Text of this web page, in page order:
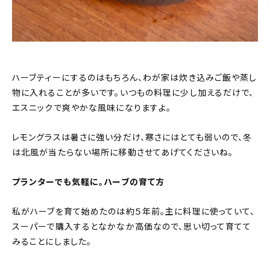
ハーブティーにするのはもちろん、わが家は炊き込みご飯や蒸し
物に入れることが多いです。いつもの料理に少し加えるだけで、
エスニックで爽やかな風味になりますよ。
レモングラスは暑さに強い分だけ、寒さにはとても弱いので、冬
は北風が当たらない場所に移動させてあげてくださいね。
プランターでも気軽に。ハーブの育て方
私がハーブを育て始めたのは約５年前。主に料理に使っていて、
スーパーで購入するとなかなか高価なので、思い切って育てて
みることにしました。